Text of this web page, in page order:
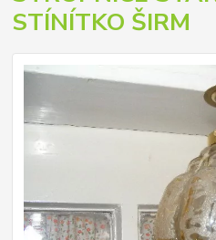
STÍNÍTKO ŠIRM